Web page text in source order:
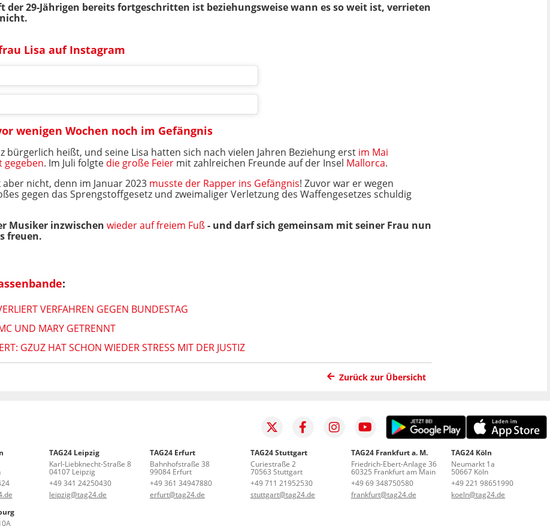
der 29-Jährigen bereits fortgeschritten ist beziehungsweise wann es so weit ist, verrieten
Lisa auf Instagram
wenigen Wochen noch im Gefängnis
bürgerlich heißt, und seine Lisa hatten sich nach vielen Jahren Beziehung erst im Mai
gegeben. Im Juli folgte die große Feier mit zahlreichen Freunde auf der Insel Mallorca.
nicht, denn im Januar 2023 musste der Rapper ins Gefängnis! Zuvor war er wegen
gegen das Sprengstoffgesetz und zweimaliger Verletzung des Waffengesetzes schuldig
Musiker inzwischen wieder auf freiem Fuß- und darf sich gemeinsam mit seiner Frau nun
freuen.
:
VERFAHREN GEGEN BUNDESTAG
UND MARY GETRENNT
GZUZ HAT SCHON WIEDER STRESS MIT DER JUSTIZ
Zurück zur Übersicht
TAG24 Leipzig
Karl-Liebknecht-Straße 8
04107 Leipzig
+49 341 24250430
leipzig@tag24.de
TAG24 Erfurt
Bahnhofstraße 38
99084 Erfurt
+49 361 34947880
erfurt@tag24.de
TAG24 Stuttgart
Curiestraße 2
70563 Stuttgart
+49 711 21952530
stuttgart@tag24.de
TAG24 Frankfurt a. M.
Friedrich-Ebert-Anlage 36
60325 Frankfurt am Main
+49 69 348750580
frankfurt@tag24.de
TAG24 Köln
Neumarkt 1a
50667 Köln
+49 221 98651990
koeln@tag24.de